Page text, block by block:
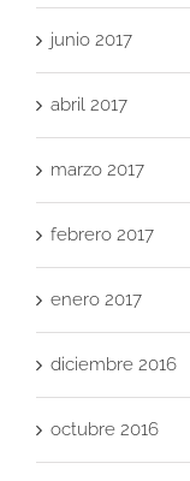
junio 2017
abril 2017
marzo 2017
febrero 2017
enero 2017
diciembre 2016
octubre 2016